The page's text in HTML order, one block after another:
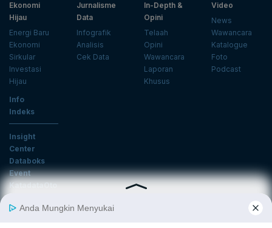
Ekonomi
Hijau
Energi Baru
Ekonomi
Sirkular
Investasi
Hijau
Jurnalisme
Data
Infografik
Analisis
Cek Data
In-Depth &
Opini
Telaah
Opini
Wawancara
Laporan
Khusus
Video
News
Wawancara
Katalogue
Foto
Podcast
Info
Indeks
Insight
Center
Databoks
Event
KatadataOto